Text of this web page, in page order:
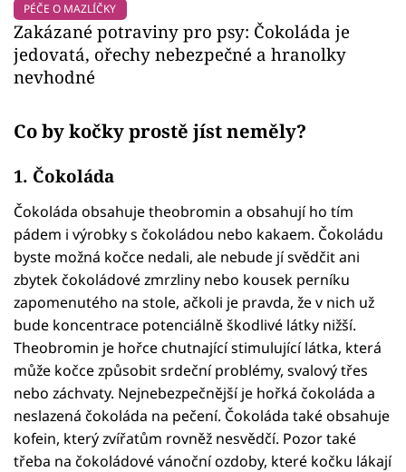
PÉČE O MAZLÍČKY
Zakázané potraviny pro psy: Čokoláda je
jedovatá, ořechy nebezpečné a hranolky
nevhodné
Co by kočky prostě jíst neměly?
1. Čokoláda
Čokoláda obsahuje theobromin a obsahují ho tím
pádem i výrobky s čokoládou nebo kakaem. Čokoládu
byste možná kočce nedali, ale nebude jí svědčit ani
zbytek čokoládové zmrzliny nebo kousek perníku
zapomenutého na stole, ačkoli je pravda, že v nich už
bude koncentrace potenciálně škodlivé látky nižší.
Theobromin je hořce chutnající stimulující látka, která
může kočce způsobit srdeční problémy, svalový třes
nebo záchvaty. Nejnebezpečnější je hořká čokoláda a
neslazená čokoláda na pečení. Čokoláda také obsahuje
kofein, který zvířatům rovněž nesvědčí. Pozor také
třeba na čokoládové vánoční ozdoby, které kočku lákají